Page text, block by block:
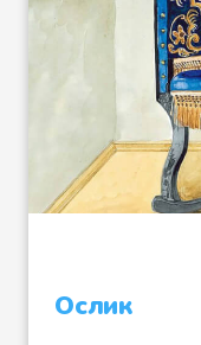
ему
колодце
случайно
там свою
была до
будет
ее, зажег
начал
Ослик